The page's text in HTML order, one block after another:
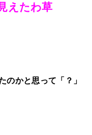
えたわ草
のかと思って「？」